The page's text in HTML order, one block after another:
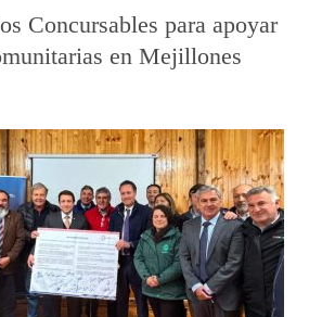
Concursables para apoyar
en Mejillones